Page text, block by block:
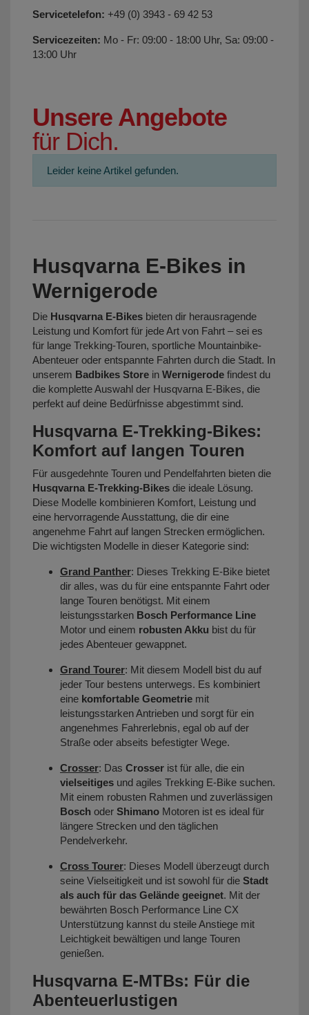
Servicetelefon: +49 (0) 3943 - 69 42 53
Servicezeiten: Mo - Fr: 09:00 - 18:00 Uhr, Sa: 09:00 -
13:00 Uhr
Unsere Angebote
für Dich.
Leider keine Artikel gefunden.
Husqvarna E-Bikes in
Wernigerode
Die Husqvarna E-Bikes bieten dir herausragende
Leistung und Komfort für jede Art von Fahrt – sei es
für lange Trekking-Touren, sportliche Mountainbike-
Abenteuer oder entspannte Fahrten durch die Stadt. In
unserem Badbikes Store in Wernigerode findest du
die komplette Auswahl der Husqvarna E-Bikes, die
perfekt auf deine Bedürfnisse abgestimmt sind.
Husqvarna E-Trekking-Bikes:
Komfort auf langen Touren
Für ausgedehnte Touren und Pendelfahrten bieten die
Husqvarna E-Trekking-Bikes die ideale Lösung.
Diese Modelle kombinieren Komfort, Leistung und
eine hervorragende Ausstattung, die dir eine
angenehme Fahrt auf langen Strecken ermöglichen.
Die wichtigsten Modelle in dieser Kategorie sind:
Grand Panther: Dieses Trekking E-Bike bietet
dir alles, was du für eine entspannte Fahrt oder
lange Touren benötigst. Mit einem
leistungsstarken Bosch Performance Line
Motor und einem robusten Akku bist du für
jedes Abenteuer gewappnet.
Grand Tourer: Mit diesem Modell bist du auf
jeder Tour bestens unterwegs. Es kombiniert
eine komfortable Geometrie mit
leistungsstarken Antrieben und sorgt für ein
angenehmes Fahrerlebnis, egal ob auf der
Straße oder abseits befestigter Wege.
Crosser: Das Crosser ist für alle, die ein
vielseitiges und agiles Trekking E-Bike suchen.
Mit einem robusten Rahmen und zuverlässigen
Bosch oder Shimano Motoren ist es ideal für
längere Strecken und den täglichen
Pendelverkehr.
Cross Tourer: Dieses Modell überzeugt durch
seine Vielseitigkeit und ist sowohl für die Stadt
als auch für das Gelände geeignet. Mit der
bewährten Bosch Performance Line CX
Unterstützung kannst du steile Anstiege mit
Leichtigkeit bewältigen und lange Touren
genießen.
Husqvarna E-MTBs: Für die
Abenteuerlustigen